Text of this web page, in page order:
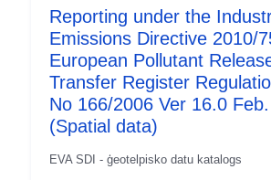
noteiktām prasībām. Lai attēlotu
funkciju vai dabu, var būt citas īpašas
Detalizēta informācija par apstiprinātās
jāiepazīstas ar zonas nolikumu un
grafiskajiem dokumentiem, kas pieejami
ģeogrāfiskās tabulas datiem.
Reporting under the
Emissions Directive 2010/
European Pollutant
Transfer Register
No 166/2006 Ver 16.0
(Spatial data)
EVA SDI - ģeotelpisko datu katalogs